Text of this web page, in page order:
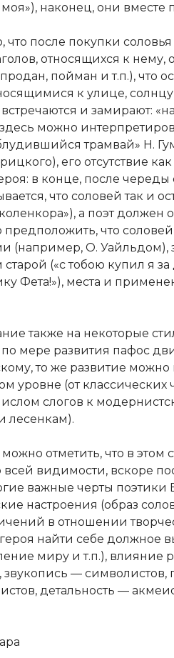
наконец, они вместе
после покупки соловья
относящихся к нему,
пойман и т.п.), что
к улице, солнцу
и замирают:
можно
трамвай» Н.
его отсутствие
в конце, после череды
что соловей так и
а поэт должен
предположить, что
(например, О. Уайльдом),
(«с тобою купил я
Фета!»), места и
также на некоторые
по мере развития пафос
то же развитие можно
уровне (от классических
слогов к
лесенкам).
отметить, что в этом
видимости, вскоре
важные черты поэтики
настроения (образ
в отношении
найти себе должное
миру и т.п.), влияние
звукопись —
детальность —